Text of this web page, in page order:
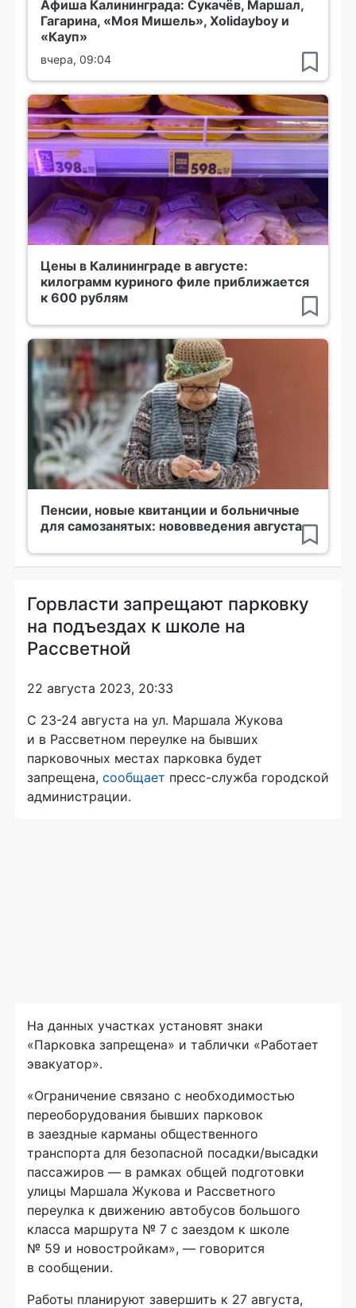
Афиша Калининграда: Сукачёв, Маршал,
Гагарина, «Моя Мишель», Xolidayboy и
«Кауп»
вчера, 09:04
Цены в Калининграде в августе:
килограмм куриного филе приближается
к 600 рублям
Пенсии, новые квитанции и больничные
для самозанятых: нововведения августа
Горвласти запрещают парковку
на подъездах к школе на
Рассветной
22 августа 2023, 20:33
С 23-24 августа на ул. Маршала Жукова
и в Рассветном переулке на бывших
парковочных местах парковка будет
запрещена, сообщает пресс-служба городской
администрации.
На данных участках установят знаки
«Парковка запрещена» и таблички «Работает
эвакуатор».
«Ограничение связано с необходимостью
переоборудования бывших парковок
в заездные карманы общественного
транспорта для безопасной посадки/высадки
пассажиров — в рамках общей подготовки
улицы Маршала Жукова и Рассветного
переулка к движению автобусов большого
класса маршрута № 7 с заездом к школе
№ 59 и новостройкам», — говорится
в сообщении.
Работы планируют завершить к 27 августа,